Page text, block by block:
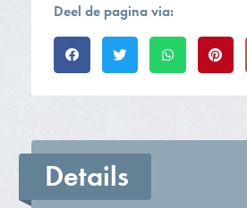
Deel de pagina via:
Details